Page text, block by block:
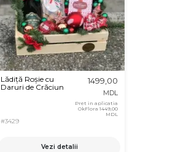
Lădiță Roșie cu
Daruri de Crăciun
#3429
1499,00
MDL
Pret in aplicatia
OkFlora1449,00
MDL
Vezi detalii